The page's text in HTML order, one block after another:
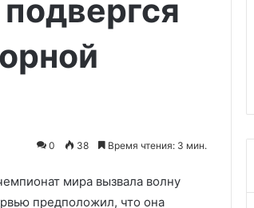
0 38 Время чтения: 3 мин.
мира вызвала волну
предположил, что она
назначили
судебно-
экспертизу
20.06.2026
Напавшему на ТЦ в Краснодаре
назначили судебно-
психиатрическую экспертизу